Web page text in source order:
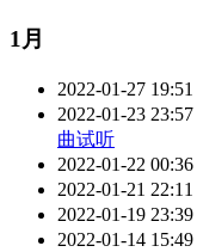
1月
2022-01-27 19:51
2022-01-23 23:57
曲试听
2022-01-22 00:36
2022-01-21 22:11
2022-01-19 23:39
2022-01-14 15:49